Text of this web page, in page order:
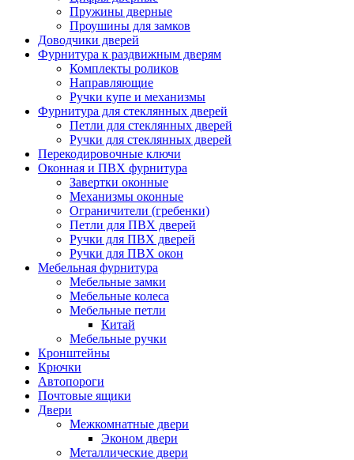
Пружины дверные
Проушины для замков
Доводчики дверей
Фурнитура к раздвижным дверям
Комплекты роликов
Направляющие
Ручки купе и механизмы
Фурнитура для стеклянных дверей
Петли для стеклянных дверей
Ручки для стеклянных дверей
Перекодировочные ключи
Оконная и ПВХ фурнитура
Завертки оконные
Механизмы оконные
Ограничители (гребенки)
Петли для ПВХ дверей
Ручки для ПВХ дверей
Ручки для ПВХ окон
Мебельная фурнитура
Мебельные замки
Мебельные колеса
Мебельные петли
Китай
Мебельные ручки
Кронштейны
Крючки
Автопороги
Почтовые ящики
Двери
Межкомнатные двери
Эконом двери
Металлические двери